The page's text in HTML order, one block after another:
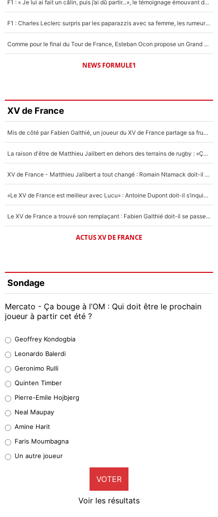
F1 : « Je lui ai fait un câlin, puis j’ai dû partir...», le témoignage émouvant de Max Verstappen sur sa fille
F1 : Charles Leclerc surpris par les paparazzis avec sa femme, les rumeurs étaient vraies !
Comme pour le final du Tour de France, Esteban Ocon propose un Grand Prix de Formule 1 à Paris : «Autour de l’Arc de Triomphe, ce serait génial» !
NEWS FORMULE1
XV de France
Mis de côté par Fabien Galthié, un joueur du XV de France partage sa frustration : «ils ne me l’ont pas dit tout de suite»
La raison d'être de Matthieu Jalibert en dehors des terrains de rugby : «Ça m'atteint autant que si tu touches à un membre de ma famille»
XV de France - Matthieu Jalibert a tout changé : Romain Ntamack doit-il s’inquiéter pour sa place à un an de la Coupe du monde ?
«Le XV de France est meilleur avec Lucu» : Antoine Dupont doit-il s’inquiéter pour sa place ?
Le XV de France a trouvé son remplaçant : Fabien Galthié doit-il se passer d'Antoine Dupont ?
ACTUS XV DE FRANCE
Sondage
Mercato - Ça bouge à l’OM : Qui doit être le prochain
joueur à partir cet été ?
38%
32%
5%
1%
9%
Geoffrey Kondogbia
Leonardo Balerdi
Geronimo Rulli
Quinten Timber
Pierre-Emile Hojbjerg
Neal Maupay
Amine Harit
Faris Moumbagna
Un autre joueur
VOTER
Voir les résultats